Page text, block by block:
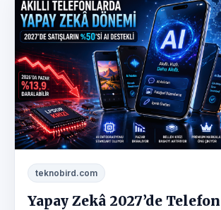
teknobird.com
Yapay Zekâ 2027’de Telefon